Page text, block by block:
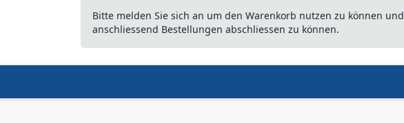
Bitte melden Sie sich an um den Warenkorb nutzen zu können und
anschliessend Bestellungen abschliessen zu können.